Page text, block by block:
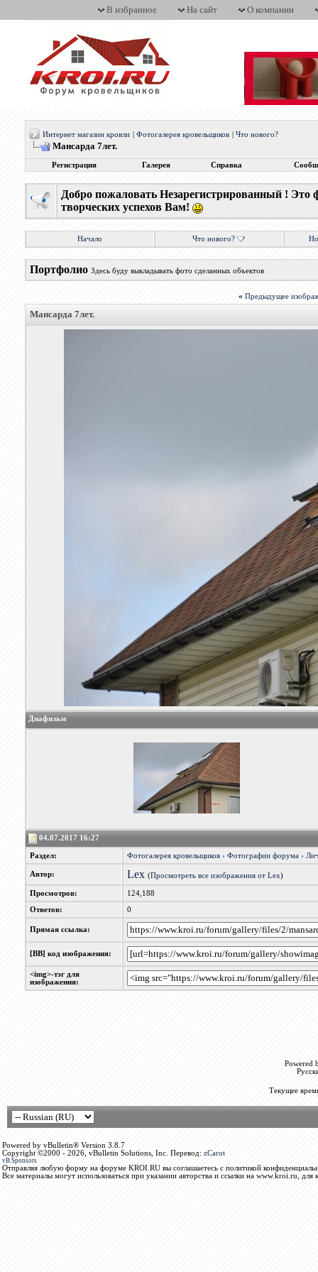
В избранное На сайт О компании
Интернет магазин кровли Фотогалерея кровельщиков Что нового?
Мансарда 7лет.
Регистрация Галерея Справка
Добро пожаловать Незарегистрированный !
творческих успехов Вам!
Начало Что нового?
Портфолио Здесь буду выкладывать фото сделанных объектов
« Предыдущее
Мансарда 7лет.
Диафильм
04.07.2017 16:27
Раздел: Фотогалерея кровельщиков› Фотографии форума›
Автор: Lex (Просмотреть все изображения от Lex)
Просмотров: 124,188
Ответов: 0
Прямая ссылка:
[BB] код изображения:
<img>-тэг для
изображения:
Powered
Текущее
Powered by vBulletin® Version 3.8.7
Copyright ©2000 - 2026, vBulletin Solutions, Inc. Перевод: zCarot
vB.Sponsors
Отправляя любую форму на форуме KROI.RU вы соглашаетесь с политикой
Все материалы могут использоваться при указании авторства и ссылки на www.kroi.ru, для